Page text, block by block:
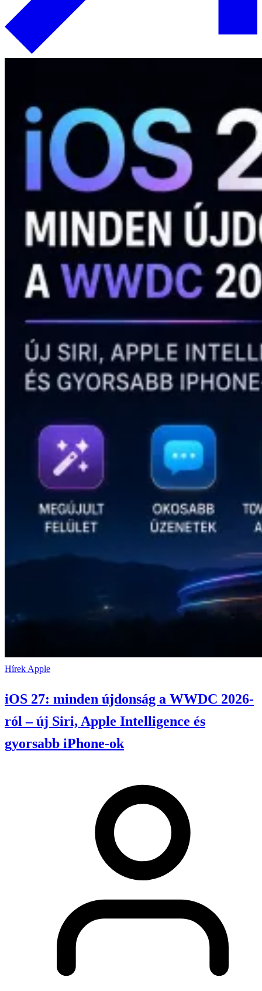
Hírek Apple
iOS 27: minden újdonság a WWDC 2026-
ról – új Siri, Apple Intelligence és
gyorsabb iPhone-ok